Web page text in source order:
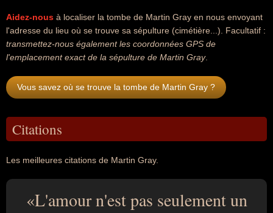
Aidez-nous à localiser la tombe de Martin Gray en nous envoyant
l'adresse du lieu où se trouve sa sépulture (cimétière...). Facultatif :
transmettez-nous également les coordonnées GPS de
l'emplacement exact de la sépulture de Martin Gray.
Vous savez où se trouve la tombe de Martin Gray ?
Citations
Les meilleures citations de Martin Gray.
L'amour n'est pas seulement un